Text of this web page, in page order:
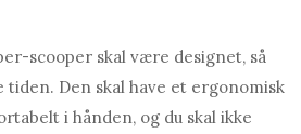
scooper skal være designet, så
tiden. Den skal have et ergonomisk
i hånden, og du skal ikke